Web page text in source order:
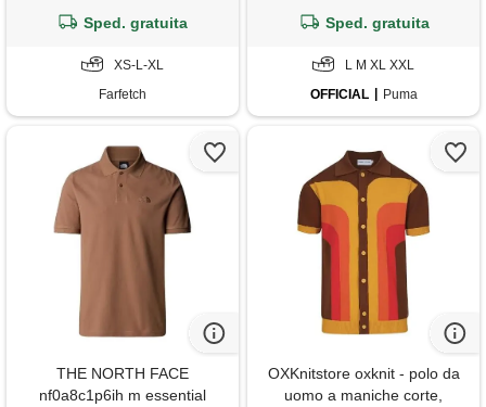
Sped. gratuita
XS-L-XL
Farfetch
Sped. gratuita
L M XL XXL
OFFICIAL
Puma
THE NORTH FACE
nf0a8c1p6ih m essential
OXKnitstore oxknit - polo da
uomo a maniche corte,